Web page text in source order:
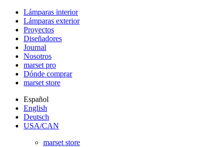
Lámparas interior
Lámparas exterior
Proyectos
Diseñadores
Journal
Nosotros
marset pro
Dónde comprar
marset store
Español
English
Deutsch
USA/CAN
marset store